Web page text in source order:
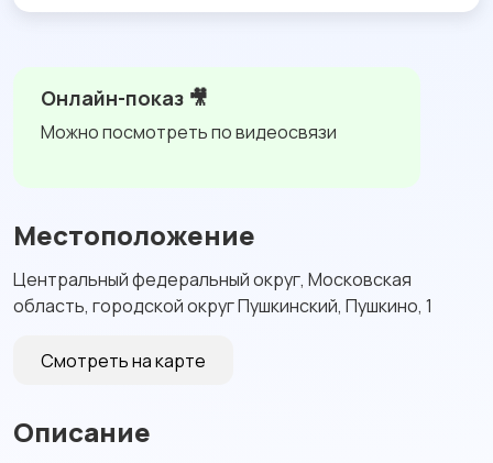
Онлайн-показ 🎥
Можно посмотреть по видеосвязи
Местоположение
Центральный федеральный округ, Московская
область, городской округ Пушкинский, Пушкино, 1
Смотреть на карте
Описание